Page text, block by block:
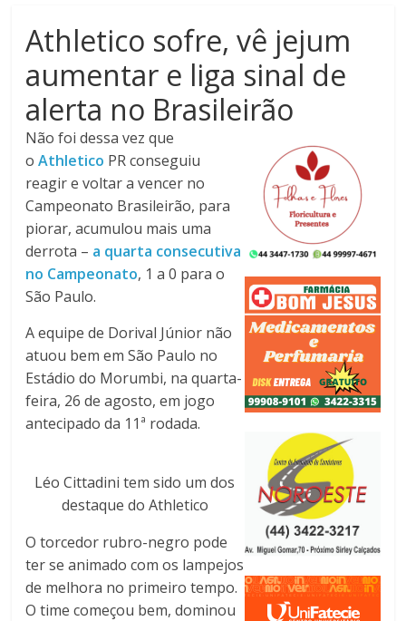
Amador
do
Noroeste
Paraná
Athletico sofre, vê jejum
aumentar e liga sinal de
alerta no Brasileirão
Não foi dessa vez que
oAthletico PR conseguiu
reagir e voltar a vencer no
Campeonato Brasileirão, para
piorar, acumulou mais uma
derrota – a quarta consecutiva
no Campeonato, 1 a 0 para o
São Paulo.
A equipe de Dorival Júnior não
atuou bem em São Paulo no
Estádio do Morumbi, na quarta-
feira, 26 de agosto, em jogo
antecipado da 11ª rodada.
Léo Cittadini tem sido um dos
destaque do Athletico
O torcedor rubro-negro pode
ter se animado com os lampejos
de melhora no primeiro tempo.
O time começou bem, dominou